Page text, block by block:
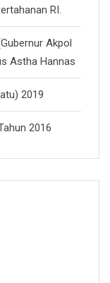
RI.
Akpol
Astha Hannas
2019
2016